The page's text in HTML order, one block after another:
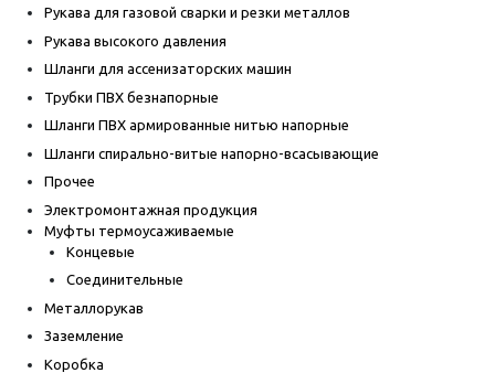
Рукава для газовой сварки и резки металлов
Рукава высокого давления
Шланги для ассенизаторских машин
Трубки ПВХ безнапорные
Шланги ПВХ армированные нитью напорные
Шланги спирально-витые напорно-всасывающие
Прочее
Электромонтажная продукция
Муфты термоусаживаемые
Концевые
Соединительные
Металлорукав
Заземление
Коробка